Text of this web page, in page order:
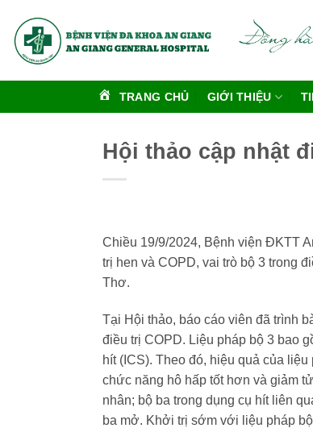
qua
nội
TRANG CHỦ GIỚI THIỆU
Hội thảo cập nhật
Chiều 19/9/2024, Bệnh viện ĐKTT
trị hen và COPD, vai trò bộ 3 trong
Thơ.
Tại Hội thảo, báo cáo viên đã trình
điều trị COPD. Liệu pháp bộ 3 bao
hít (ICS). Theo đó, hiệu quả của
chức năng hô hấp tốt hơn và giảm
nhân; bộ ba trong dụng cụ hít liên
ba mở. Khởi trị sớm với liệu pháp